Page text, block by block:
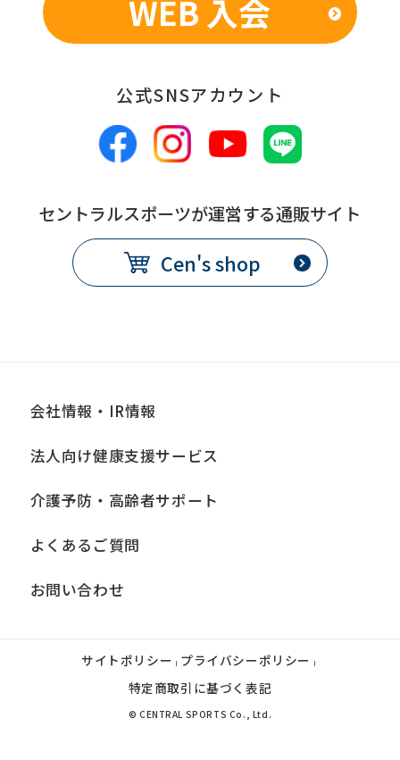
効
翌月1日から
別途、休会費をクラブで定め
る
出
各月10日
日
翌月1日から
考
別途、手数料が必要
退会
提
出
限
翌月1日から
WEB 入会
公式SNSアカウント
セントラルスポーツが運営する通販サイト
Cen's shop
会社情報・IR情報
法人向け健康支援サービス
介護予防・高齢者サポート
よくあるご質問
お問い合わせ
サイトポリシー | プライバシーポリシー |
特定商取引に基づく表記
© CENTRAL SPORTS Co., Ltd.